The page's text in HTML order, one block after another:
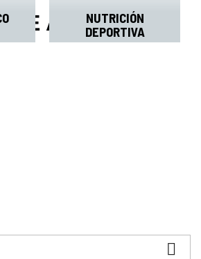
ARGININA
NUTRICIÓN
DEPORTIVA
